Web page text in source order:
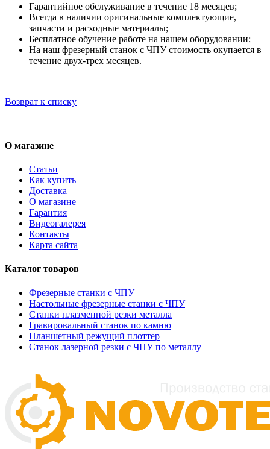
Гарантийное обслуживание в течение 18 месяцев;
Всегда в наличии оригинальные комплектующие,
запчасти и расходные материалы;
Бесплатное обучение работе на нашем оборудовании;
На наш фрезерный станок с ЧПУ стоимость окупается в
течение двух-трех месяцев.
Возврат к списку
О магазине
Статьи
Как купить
Доставка
О магазине
Гарантия
Видеогалерея
Контакты
Карта сайта
Каталог товаров
Фрезерные станки с ЧПУ
Настольные фрезерные станки с ЧПУ
Станки плазменной резки металла
Гравировальный станок по камню
Планшетный режущий плоттер
Станок лазерной резки с ЧПУ по металлу